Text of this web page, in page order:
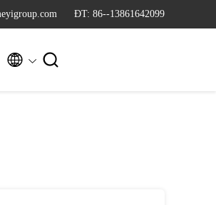
ĐT: 86--13861642099
 